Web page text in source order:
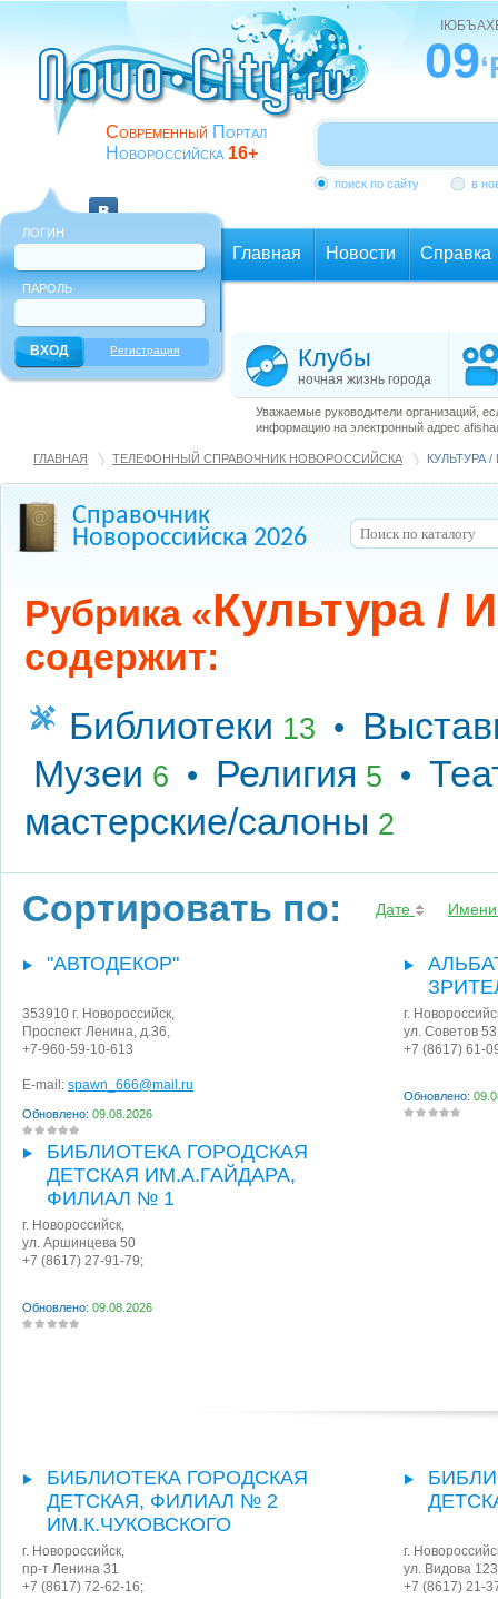
Современный Портал
Новороссийска 16+
09
поиск по сайту в
ЛОГИН
ПАРОЛЬ
Регистрация
Главная Новости Справка
Клубы
ночная жизнь города
Уважаемые руководители организаций,
информацию на электронный адрес
ГЛАВНАЯ ТЕЛЕФОННЫЙ СПРАВОЧНИК НОВОРОССИЙСКА КУЛЬТУРА
Справочник
Новороссийска 2026
Рубрика «Культура /
содержит:
Библиотеки 13 •
Музеи 6 • Религия 5 •
мастерские/салоны 2
Сортировать по: Дате Имени
"АВТОДЕКОР"
353910 г. Новороссийск,
Проспект Ленина, д.36,
+7-960-59-10-613
E-mail: spawn_666@mail.ru
Обновлено: 09.08.2026
г.
ул. Советов 53
+7 (8617) 61-
Обновлено:
БИБЛИОТЕКА ГОРОДСКАЯ
ДЕТСКАЯ ИМ.А.ГАЙДАРА,
ФИЛИАЛ № 1
г. Новороссийск,
ул. Аршинцева 50
+7 (8617) 27-91-79;
Обновлено: 09.08.2026
БИБЛИОТЕКА ГОРОДСКАЯ
ДЕТСКАЯ, ФИЛИАЛ № 2
ИМ.К.ЧУКОВСКОГО
г. Новороссийск,
пр-т Ленина 31
+7 (8617) 72-62-16;
г.
ул. Видова 123
+7 (8617) 21-